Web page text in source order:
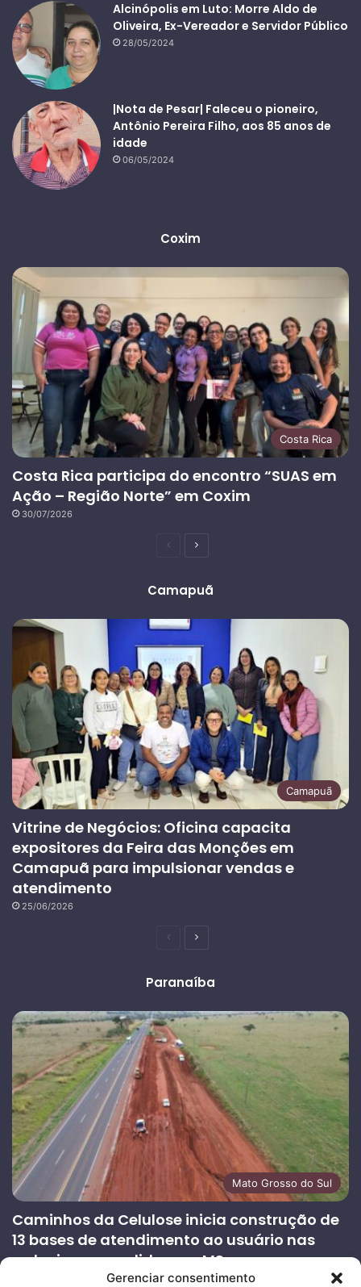
Gerenciar consentimento
Alcinópolis em Luto: Morre Aldo de
Oliveira, Ex-Vereador e Servidor Público
28/05/2024
|Nota de Pesar| Faleceu o pioneiro,
Antônio Pereira Filho, aos 85 anos de
idade
06/05/2024
Coxim
Costa Rica
Costa Rica participa do encontro “SUAS em
Ação – Região Norte” em Coxim
30/07/2026
PáginaPróxima
Camapuã
Camapuã
Vitrine de Negócios: Oficina capacita
expositores da Feira das Monções em
Camapuã para impulsionar vendas e
atendimento
25/06/2026
PáginaPróxima
Paranaíba
Mato Grosso do Sul
Caminhos da Celulose inicia construção de
13 bases de atendimento ao usuário nas
rodovias concedidas em MS